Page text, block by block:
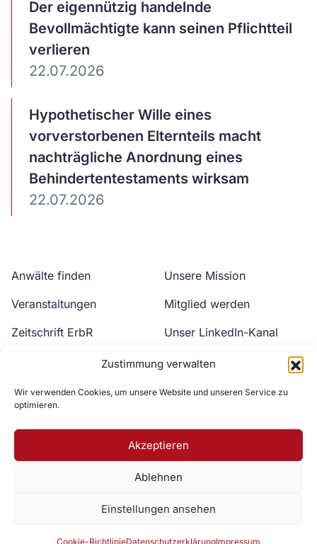
Zustimmung verwalten
Wir verwenden Cookies, um unsere Website und unseren Service zu
optimieren.
Akzeptieren
Ablehnen
Einstellungen ansehen
Cookie-RichtlinieDatenschutzerklärungImpressum
Der eigennützig handelnde
Bevollmächtigte kann seinen Pflichtteil
verlieren
22.07.2026
Artikel
ansehen
Hypothetischer Wille eines
vorverstorbenen Elternteils macht
nachträgliche Anordnung eines
Behindertentestaments wirksam
22.07.2026
Artikel
ansehen
Anwälte finden
Veranstaltungen
Zeitschrift ErbR
Unsere Mission
Mitglied werden
Unser LinkedIn-Kanal
Unser YouTube-Kanal
Zur DAV Webseite